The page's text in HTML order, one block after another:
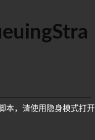
本，请使用隐身模式打开